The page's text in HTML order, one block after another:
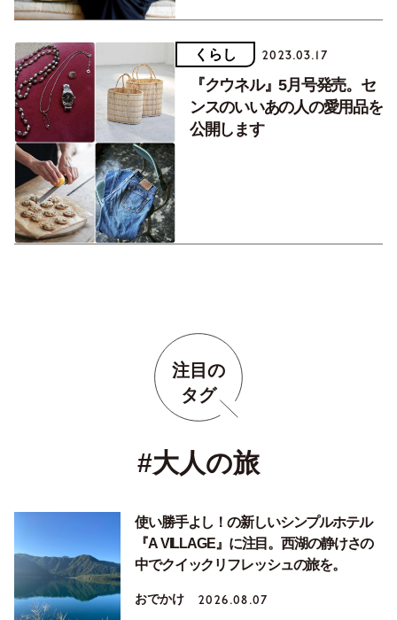
くらし 2023.03.17
『クウネル』5月号発売。セ
ンスのいいあの人の愛用品を
公開します
注目の
タグ
#大人の旅
使い勝手よし！の新しいシンプルホテル
『A VILLAGE』に注目。西湖の静けさの
中でクイックリフレッシュの旅を。
おでかけ 2026.08.07